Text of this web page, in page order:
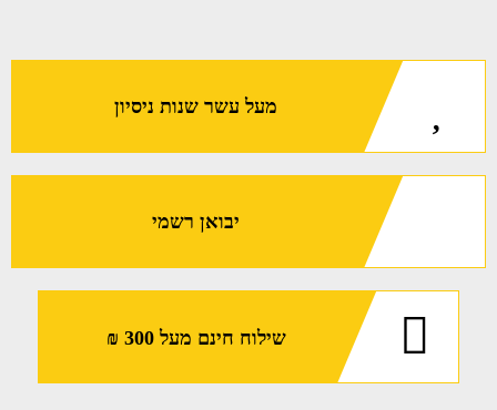
מעל עשר שנות ניסיון
יבואן רשמי
שילוח חינם מעל 300 ₪